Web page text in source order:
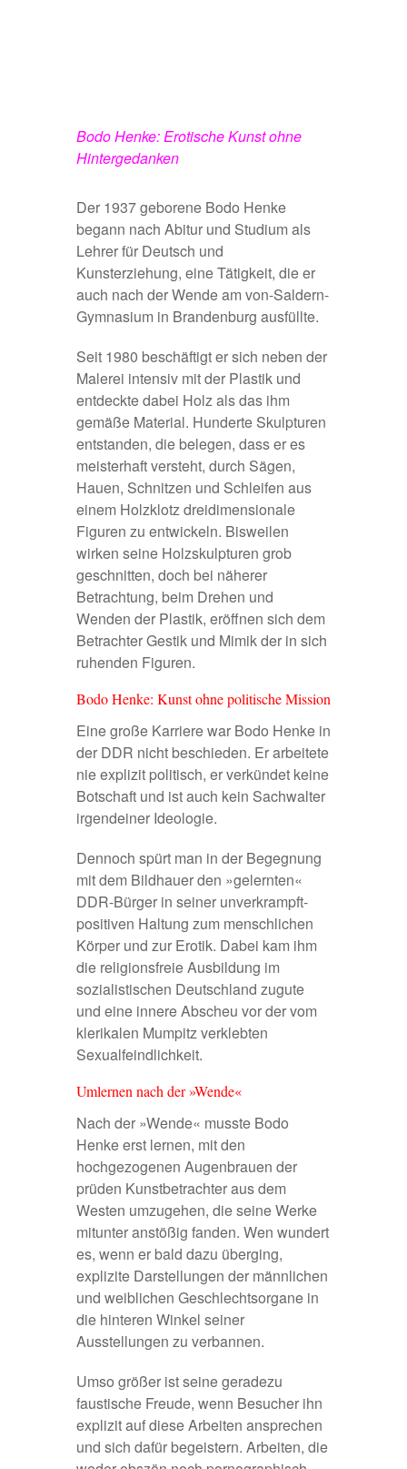
Bodo Henke: Erotische Kunst ohne
Hintergedanken
Der 1937 geborene Bodo Henke
begann nach Abitur und Studium als
Lehrer für Deutsch und
Kunsterziehung, eine Tätigkeit, die er
auch nach der Wende am von-Saldern-
Gymnasium in Brandenburg ausfüllte.
Seit 1980 beschäftigt er sich neben der
Malerei intensiv mit der Plastik und
entdeckte dabei Holz als das ihm
gemäße Material. Hunderte Skulpturen
entstanden, die belegen, dass er es
meisterhaft versteht, durch Sägen,
Hauen, Schnitzen und Schleifen aus
einem Holzklotz dreidimensionale
Figuren zu entwickeln. Bisweilen
wirken seine Holzskulpturen grob
geschnitten, doch bei näherer
Betrachtung, beim Drehen und
Wenden der Plastik, eröffnen sich dem
Betrachter Gestik und Mimik der in sich
ruhenden Figuren.
Bodo Henke: Kunst ohne politische Mission
Eine große Karriere war Bodo Henke in
der DDR nicht beschieden. Er arbeitete
nie explizit politisch, er verkündet keine
Botschaft und ist auch kein Sachwalter
irgendeiner Ideologie.
Dennoch spürt man in der Begegnung
mit dem Bildhauer den »gelernten«
DDR-Bürger in seiner unverkrampft-
positiven Haltung zum menschlichen
Körper und zur Erotik. Dabei kam ihm
die religionsfreie Ausbildung im
sozialistischen Deutschland zugute
und eine innere Abscheu vor der vom
klerikalen Mumpitz verklebten
Sexualfeindlichkeit.
Umlernen nach der »Wende«
Nach der »Wende« musste Bodo
Henke erst lernen, mit den
hochgezogenen Augenbrauen der
prüden Kunstbetrachter aus dem
Westen umzugehen, die seine Werke
mitunter anstößig fanden. Wen wundert
es, wenn er bald dazu überging,
explizite Darstellungen der männlichen
und weiblichen Geschlechtsorgane in
die hinteren Winkel seiner
Ausstellungen zu verbannen.
Umso größer ist seine geradezu
faustische Freude, wenn Besucher ihn
explizit auf diese Arbeiten ansprechen
und sich dafür begeistern. Arbeiten, die